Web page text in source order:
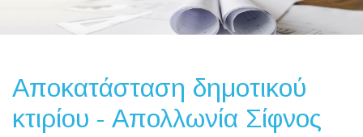
Αποκατάσταση δημοτικού
κτιρίου - Απολλωνία Σίφνος